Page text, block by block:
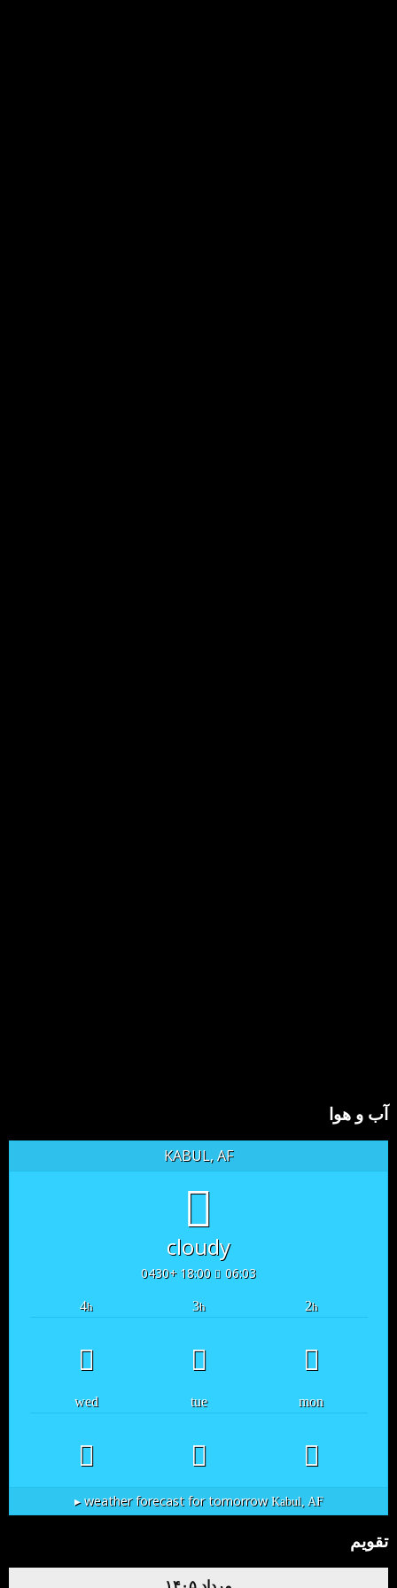
آب و هوا
KABUL, AF
cloudy
06:03
18:00 +0430
2h
3h
4h
mon
tue
wed
Kabul, AF
weather forecast for tomorrow ▸
تقویم